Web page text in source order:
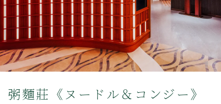
粥麵莊《ヌードル＆コンジー》